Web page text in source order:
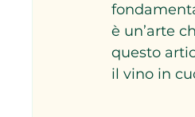
è un’arte
questo
il vino in